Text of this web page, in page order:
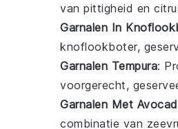
van pittigheid en
Garnalen In
knoflookboter,
Garnalen Tempura:
voorgerecht,
Garnalen Met
combinatie van